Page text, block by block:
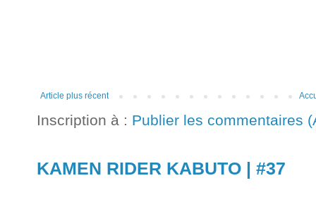
Article plus récent
Inscription à : Publier les commentaires
KAMEN RIDER KABUTO | #37